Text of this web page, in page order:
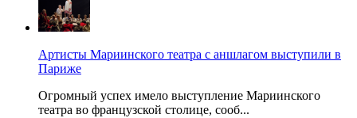
Артисты Мариинского театра с аншлагом выступили в
Париже
Огромный успех имело выступление Мариинского
театра во французской столице, сооб...